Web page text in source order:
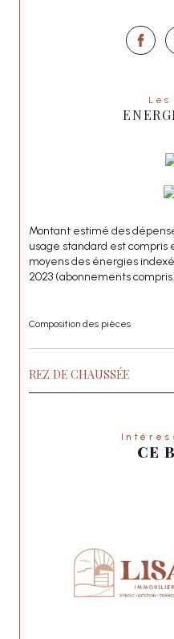
Honoraires à la
eau froide,
"LISA
Montant estimé des
usage standard est compris
moyens des énergies
2023 (abonnements
Composition des pièces
REZ DE CHAUSSÉE
CE